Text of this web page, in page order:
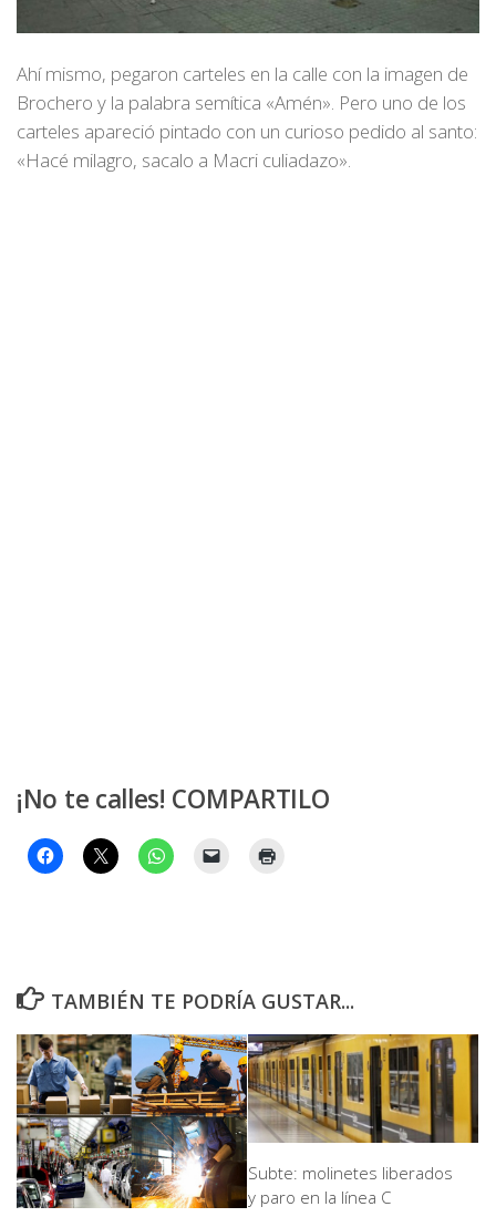
Ahí mismo, pegaron carteles en la calle con la imagen de
Brochero y la palabra semítica «Amén». Pero uno de los
carteles apareció pintado con un curioso pedido al santo:
«Hacé milagro, sacalo a Macri culiadazo».
¡No te calles! COMPARTILO
TAMBIÉN TE PODRÍA GUSTAR...
Subte: molinetes liberados
y paro en la línea C